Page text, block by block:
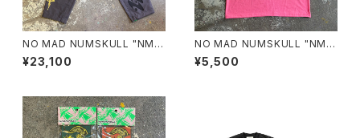
NO MAD NUMSKULL "NMN
×壊し屋 ALL OVER PATTER
N LONG PANTS"(L)
¥23,100
NO MAD NUMSKULL "NMN
MULTI PRINT S/T"(SAFETY
PINK.M)
¥5,500